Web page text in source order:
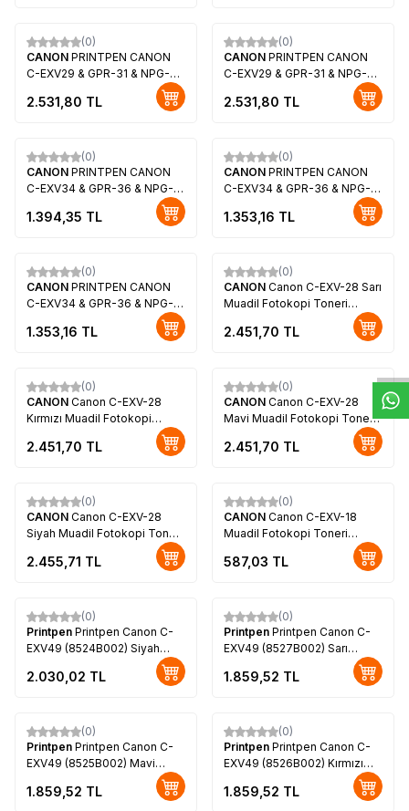
WhtsappDeseHatt
(0)
CANON PRINTPEN CANON
C-EXV29 & GPR-31 & NPG-46
(484Gr27k)
2.531,80 TL
(0)
CANON PRINTPEN CANON
C-EXV29 & GPR-31 & NPG-46
(484Gr27k)
2.531,80 TL
(0)
CANON PRINTPEN CANON
C-EXV34 & GPR-36 & NPG-
52 Siyah Fotokopi Toneri
(390Gr23k)
1.394,35 TL
(0)
CANON PRINTPEN CANON
C-EXV34 & GPR-36 & NPG-
(260Gr19k)
1.353,16 TL
(0)
CANON PRINTPEN CANON
C-EXV34 & GPR-36 & NPG-
52 Kırmızı Fotokopi Toneri
(260Gr19k)
1.353,16 TL
(0)
CANON Canon C-EXV-28 Sarı
Muadil Fotokopi Toneri
2.451,70 TL
(0)
CANON Canon C-EXV-28
Kırmızı Muadil Fotokopi
2.451,70 TL
(0)
CANON Canon C-EXV-28
Mavi Muadil Fotokopi Toneri
2.451,70 TL
(0)
CANON Canon C-EXV-28
Siyah Muadil Fotokopi Toneri
2.455,71 TL
(0)
CANON Canon C-EXV-18
Muadil Fotokopi Toneri
587,03 TL
(0)
Printpen Printpen Canon C-
EXV49 (8524B002) Siyah
2.030,02 TL
(0)
Printpen Printpen Canon C-
EXV49 (8527B002) Sarı
1.859,52 TL
(0)
Printpen Printpen Canon C-
EXV49 (8525B002) Mavi
1.859,52 TL
(0)
Printpen Printpen Canon C-
EXV49 (8526B002) Kırmızı
1.859,52 TL